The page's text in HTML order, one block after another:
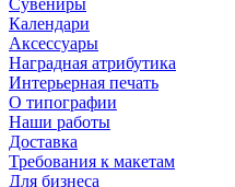
Календари
Аксессуары
Наградная атрибутика
Интерьерная печать
О типографии
Наши работы
Доставка
Требования к макетам
Для бизнеса